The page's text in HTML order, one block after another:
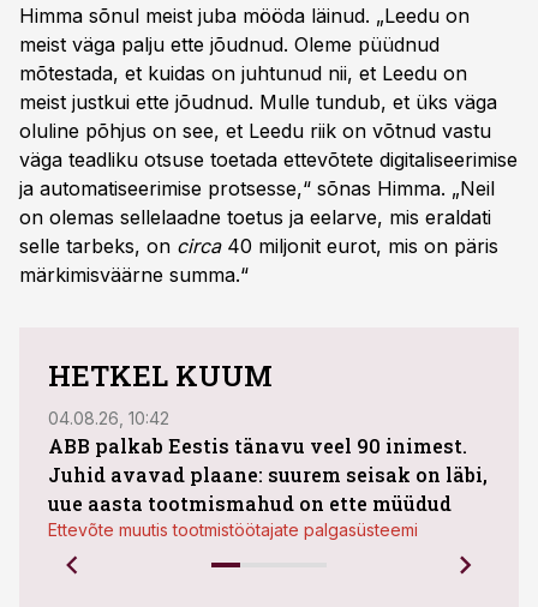
Himma sõnul meist juba mööda läinud. „Leedu on
meist väga palju ette jõudnud. Oleme püüdnud
mõtestada, et kuidas on juhtunud nii, et Leedu on
meist justkui ette jõudnud. Mulle tundub, et üks väga
oluline põhjus on see, et Leedu riik on võtnud vastu
väga teadliku otsuse toetada ettevõtete digitaliseerimise
ja automatiseerimise protsesse,“ sõnas Himma. „Neil
on olemas sellelaadne toetus ja eelarve, mis eraldati
selle tarbeks, on circa40 miljonit eurot, mis on päris
märkimisväärne summa.“
HETKEL KUUM
04.08.26, 10:42
ABB palkab Eestis tänavu veel 90 inimest.
Juhid avavad plaane: suurem seisak on läbi,
uue aasta tootmismahud on ette müüdud
Ettevõte muutis tootmistöötajate palgasüsteemi